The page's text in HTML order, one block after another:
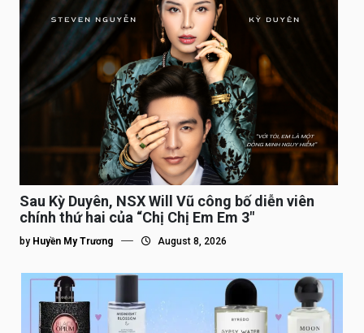
Sau Kỳ Duyên, NSX Will Vũ công bố diễn viên
chính thứ hai của “Chị Chị Em Em 3″
by Huyền My Trương August 8, 2026